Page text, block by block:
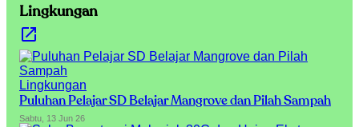
Lingkungan
Lingkungan
Puluhan Pelajar SD Belajar Mangrove dan Pilah Sampah
Sabtu, 13 Jun 26